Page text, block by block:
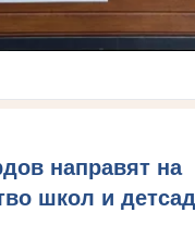
направят на
школ и